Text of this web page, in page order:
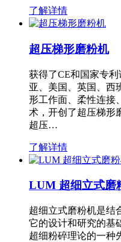
了解详情
超压梯形磨粉机
获得了CE和国家专
亚、美国、英国、西
形工作面、柔性连接
术，开创了超压梯形
超压…
了解详情
LUM 超细立式磨
超细立式磨粉机是结
它的设计和研究的基
超细粉碎理论的一种